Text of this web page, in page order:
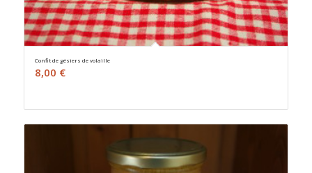
Confit de gésiers de volaille
8,00 €